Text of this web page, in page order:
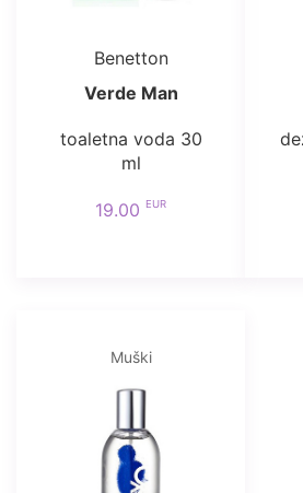
Benetton
Verde Man
toaletna voda 30
ml
19.00 EUR
Muški